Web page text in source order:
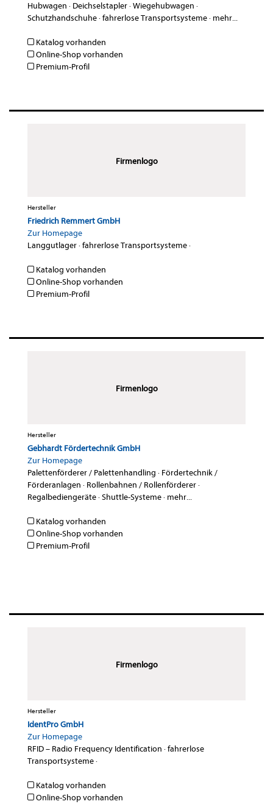
Hubwagen · Deichselstapler·Wiegehubwagen ·
Schutzhandschuhe·fahrerlose Transportsysteme· mehr...
Katalog vorhanden
Online-Shop vorhanden
Premium-Profil
Firmenlogo
Hersteller
Friedrich Remmert GmbH
Zur Homepage
Langgutlager·fahrerlose Transportsysteme·
Katalog vorhanden
Online-Shop vorhanden
Premium-Profil
Firmenlogo
Hersteller
Gebhardt Fördertechnik GmbH
Zur Homepage
Palettenförderer / Palettenhandling · Fördertechnik /
Förderanlagen · Rollenbahnen / Rollenförderer·
Regalbediengeräte·Shuttle-Systeme· mehr...
Katalog vorhanden
Online-Shop vorhanden
Premium-Profil
Firmenlogo
Hersteller
IdentPro GmbH
Zur Homepage
RFID – Radio Frequency Identification ·fahrerlose
Transportsysteme·
Katalog vorhanden
Online-Shop vorhanden